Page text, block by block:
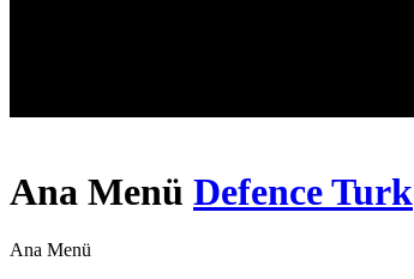
Ana Menü Defence Turk
Ana Menü